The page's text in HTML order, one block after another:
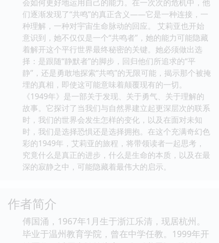
会如何更好地运用自己的能力。在一次次的危机中，他
们逐渐发现了“共鸣”的真正含义——它是一种连接，一
种理解，一种对宇宙生命脉动的回应。 艾莉亚也开始
意识到，她不仅仅是一个“共鸣者”，她的能力可能隐藏
着解开这个平行世界最终秘密的关键。她必须做出选
择：是跟随“静默者”的脚步，回归他们所追求的“平
静”，还是勇敢地探索“共鸣”的无限可能，揭示那个被掩
埋的真相，即使这可能意味着颠覆现有的一切。
《1949年》是一部关于发现、关于勇气、关于理解的
故事。它探讨了当我们与自然界建立起更深层次的联系
时，我们的世界会发生怎样的变化，以及在面对未知
时，我们是选择恐惧还是选择拥抱。在这个充满奇幻色
彩的1949年，艾莉亚的旅程，将带领读者一起思考，
究竟什么是真正的进步，什么是生命的本质，以及在最
深的寂静之中，可能隐藏着最伟大的启示。
作者简介
傅国涌，1967年1月生于浙江乐清，现居杭州。
毕业于温州教育学院，曾在中学任教。1999年开